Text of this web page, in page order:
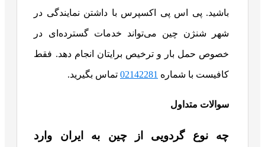
باشید. پی اس پی اکسپرس با داشتن نمایندگی در
شهر شنژن چین می‌تواند خدمات گسترده‌ای در
خصوص حمل بار و ترخیص برایتان انجام دهد. فقط
کافیست با شماره 02142281 تماس بگیرید.
سوالات متداول
چه نوع گردویی از چین به ایران وارد